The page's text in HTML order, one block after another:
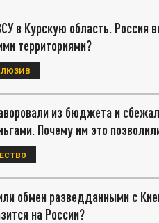
в Курскую область. Россия
территориями?
из бюджета и
Почему им это
обмен разведданными с
на России?